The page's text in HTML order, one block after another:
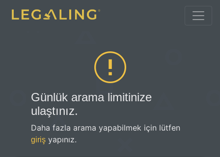
Günlük arama limitinize
ulaştınız.
Daha fazla arama yapabilmek için lütfen
giriş yapınız.